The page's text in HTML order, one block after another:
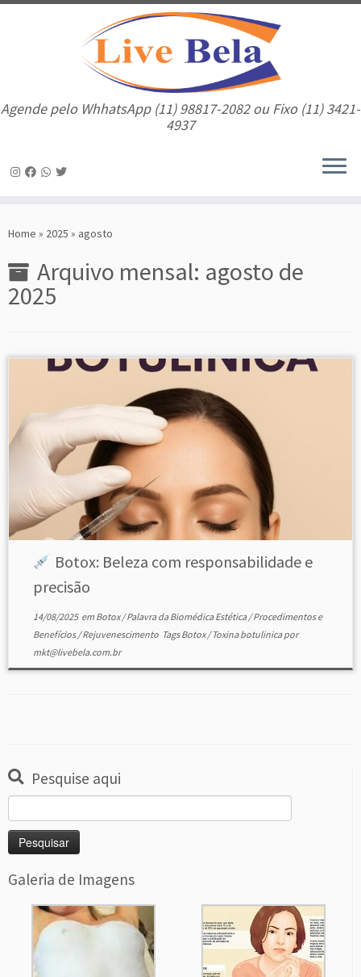
to
Agende pelo WhhatsApp (11) 98817-2082 ou Fixo (11) 3421-
4937
Home » 2025 » agosto
Arquivo mensal: agosto de
2025
Botox: Beleza com responsabilidade e
precisão
14/08/2025em Botox/Palavra da Biomédica Estética/Procedimentos e
Benefícios/Rejuvenescimento TagsBotox/Toxina botulinicapor
mkt@livebela.com.br
Pesquise aqui
por:
Galeria de Imagens